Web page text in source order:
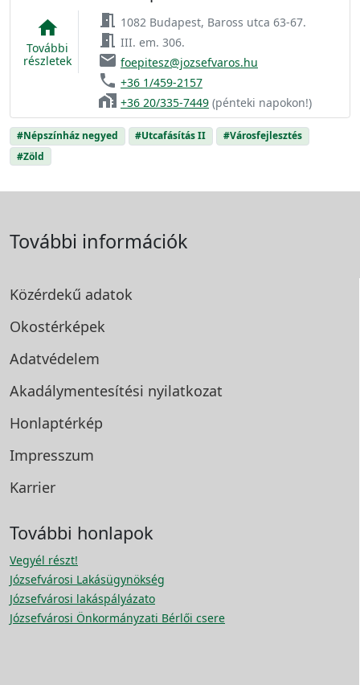
home
További
részletek
meeting_room 1082 Budapest, Baross utca 63-67.
meeting_room III. em. 306.
email foepitesz@jozsefvaros.hu
phone +36 1/459-2157
home_work +36 20/335-7449 (pénteki napokon!)
#Népszínház negyed #Utcafásítás II
#Városfejlesztés
#Zöld
További információk
Közérdekű adatok
Okostérképek
Adatvédelem
Akadálymentesítési nyilatkozat
Honlaptérkép
Impresszum
Karrier
További honlapok
Vegyél részt!
Józsefvárosi Lakásügynökség
Józsefvárosi lakáspályázato
Józsefvárosi Önkormányzati Bérlői csere